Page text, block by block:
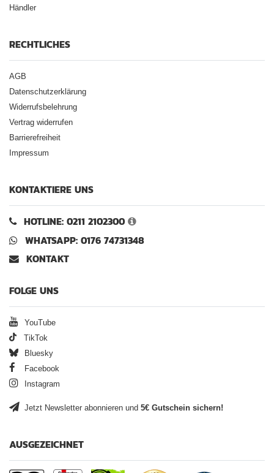
Händler
RECHTLICHES
AGB
Datenschutzerklärung
Widerrufsbelehrung
Vertrag widerrufen
Barrierefreiheit
Impressum
KONTAKTIERE UNS
HOTLINE: 0211 2102300
WHATSAPP: 0176 74731348
KONTAKT
FOLGE UNS
YouTube
TikTok
Bluesky
Facebook
Instagram
Jetzt Newsletter abonnieren und 5€ Gutschein sichern!
AUSGEZEICHNET